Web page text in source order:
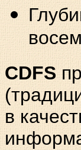
CDFS
в